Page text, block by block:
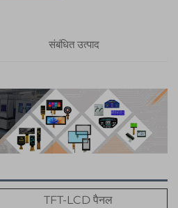
संबंधित उत्पाद
TFT-LCD पैनल